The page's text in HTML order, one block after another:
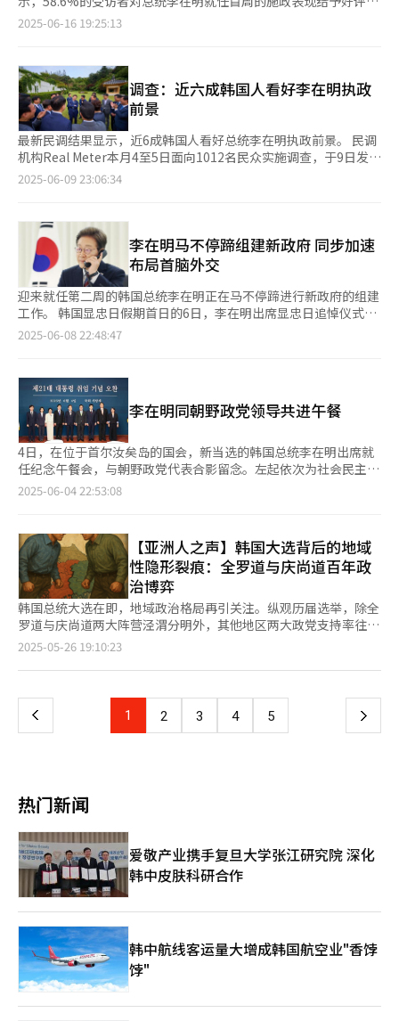
州与全罗道地区的支持率最高，达到78.9%。其次为济州道
（64.8%）以及仁川与京畿道地区（62.3%）。除大邱与庆尚北道
看，除20-29岁群体外，其余年龄段对李在明总统执政的正面评价
均超过50%。其中40-49岁群体支持率最高，达73.3%。其次是
50-59岁群体（70.2%）和30-39岁群体（54.9%）。20-29岁群体
的支持率为49.6%，相对较低。 关于李在明未来的执政表现，
60.5%的受访者表示看好，较上一轮调查上升1.1个百分点；
34.3%表示不看好，较前一周下降0.6个百分点；另有5.3%的受访
者表示不确定。 此外，Realmeter于19日至20日面向全国1008名
18岁以上选民进行的政党支持率调查显示，共同民主党的支持率为
点至31.4%，两党之间的差距由19.5个百分点缩小至17个百分点。
其他政党方面，改革新党支持率为4.9%，祖国革新党为2.9%，进
步党为1.6%。
差评率为34.2%，另有7.2%的受访者回答不清楚。 Real Meter分
并与经济团体举行座谈会，积极推进补充预算案等一系列民生经济
领域举措受到好评。 与历届总统就任首周支持率相比，李在明高
于尹锡悦（52.1%）和朴槿惠（54.8%），但低于文在寅
（81.6%）和李明博（76%）。 从受访者居住地区来看，光州、
全罗道居民好评率最高达75.8%。保守势力集中的大邱和庆尚北道
最低，为47.7%。首都圈地区中，仁川、京畿道为62.6%，首尔为
56.4%。 按照受访者年龄来看，40-49岁对李在明施政好评率最高
为73%，20-29岁最低为42.8%。 对于李在明未来执政前景，
表示不看好，另有5.7%回答不清楚。 政党支持率方面，共同民主
党为49.9%接近半数，较前一周上升1.9个百分点，国民力量党为
30.4%，环比下滑4.4个百分点。 Real Meter称，李在明就任总统
后，推进一系列民生政策及检察系统改革，促使支持群体进一步凝
聚。而国民力量党围绕下一届领导机制持续混乱，前总统尹锡悦的
司法风险持续等负面因素导致该党支持率持续下滑。
2025-06-16 19:25:13
调查：近六成韩国人看好李在明执政
前景
最新民调结果显示，近6成韩国人看好总统李在明执政前景。 民调
机构Real Meter本月4至5日面向1012名民众实施调查，于9日发布
结果显示，58.2%的受访者看好李在明执政前景，35.5%持反对意
后实施的民调结果，看好李明博和文在寅执政前景的分别为79.3%
和74.8%，看好朴槿惠和尹锡悦施政前景的分别为64.4%和
52.7%。 虽然看好李在明施政前景的比重较尹锡悦高出5.5个百分
点，但与李明博相比远低21.2%。 从各地区来看，对李在明正面评
价最高的是光州和全罗道，为85.3%，大邱和庆尚北道最低为
39.6%。首尔为57.6%，京畿道和仁川为59.9%。 从年龄段来看，
49-49岁和50-59岁对李在明持积极评价比重最高，分别为76.6%
和70%，60-69岁和70岁以上分别为50.9%和48.9%，20-29岁为
课题主要有恢复经济稳定民生（41.5%）、对检查及司法系统进行
改革（20.4%）、促进国民团结解决矛盾（12.8%）、改革政治朝
野协治（8.3%）、出台解决低生育老龄化政策（4.6%）等。 政党
支持率方面，国民力量党为48%，较上一次调查上升1.2个百分
点，国民力量党为34.8%，较上一次调查下滑0.3个百分点，两党
差距扩大至13.2%。 Real Meter分析称，在总统选举取得胜利和
新政府上台的影响下，两党支持率差距有所扩大。共同民主党在首
尔、湖南地区、忠清道、釜山及庆尚南道支持率均衡上升，而国民
础上加剧集结。
2025-06-09 23:06:34
李在明马不停蹄组建新政府 同步加速
布局首脑外交
迎来就任第二周的韩国总统李在明正在马不停蹄进行新政府的组建
工作。 韩国显忠日假期首日的6日，李在明出席显忠日追悼仪式，
并突访首尔铜雀区一处传统市场，亲自视察民生和经济情况。随
话，重新启动受政权交替影响而暂停6个月的首脑外交活动。 7
日，李在明没有安排公开日程，但总统府方面表示，李在明已受邀
参加本月15日至17日即将在加拿大举行的七国集团（G7）首脑会
议。由此可见，李在明在没有总统交接委员会的情况下，以人事安
排和首脑外交布局为主轴度过他任期内的首个法定假期。 李在明
即将在一周后出席G7首脑会议，而与美国之间的贸易谈判截止期
限也近在一个月之内。作为就任不到两周的总统，李在明首次登上
多边首脑外交舞台，因此他是否会与美国、日本等主要国家领导人
幕后准备。 在韩美贸易谈判方面，李在明与特朗普在通话中一致
表示，希望尽快达成双边都满意的协议，但在韩美利益分歧依旧明
显的情况下，如何打破僵局成为关键议题。面对美国的“本国优
先”政策，李在明亟需在一个月内实现他宣示的“务实外交”战
略，首要一步如何迈出可能是当前最令他苦恼的问题。 在紧迫的
外交、安全、贸易议题之外，李在明预计还会继续加快政府人事的
后续安排。各部门长官人选需经过人事听证会，总统府方面表示不
会急于推进，因此幕僚人选预计会优先完成。各部门则计划先行任
命次官，以确保政务不会出现空白。 8日，总统秘书室长姜勋植召
员禹相虎为总统府政务首席秘书，前JTBC代表理事李圭渊为宣传
沟通首席秘书，以及检察官出身的律师吴光洙为民政首席秘书。考
虑到李在明即将出国出席G7峰会，有观点认为部分长官人选可能
的国家政策企划委员会计划讨论政府组织改编议题，相关长官人选
声”也不断传出。副总理兼企划财政部长官候选人方面，前国务调
整室长具润哲、前总统秘书室政策室长李昊昇以及民主党议员金太
年等人选有望得到任命。 有望晋升为副总理级别的行政安全部长
官候选人方面，李在明竞选时期担任秘书室长的民主党议员李海植
能。 保健福祉部长官一职上，前疾病管理厅长郑银敬是最有力人
选；国土交通部长官方面，民主党议员尹厚德和文振硕可能入选；
环境部长官人选则民主党议员金星焕有较大可能得到任命。
2025-06-08 22:48:47
李在明同朝野政党领导共进午餐
4日，在位于首尔汝矣岛的国会，新当选的韩国总统李在明出席就
任纪念午餐会，与朝野政党代表合影留念。左起依次为社会民主党
党首韩昌旼、进步党党首金在妍、祖国革新党代党首金宣旼、共同
龙慧仁。
2025-06-04 22:53:08
【亚洲人之声】韩国大选背后的地域
性隐形裂痕：全罗道与庆尚道百年政
治博弈
韩国总统大选在即，地域政治格局再引关注。纵观历届选举，除全
罗道与庆尚道两大阵营泾渭分明外，其他地区两大政党支持率往往
势均力敌。这种独特的政治地理现象，折射出韩国社会深层次的结
地域竞争范畴，演变为根植于历史积淀、政治博弈、经济分化及社
至朝鲜王朝的“南人党争”。全罗道作为“南人”派系的大本营，
在17世纪后期惨遭肃清，自此被排除在权力核心之外。而庆尚道因
代工业重镇。而全罗道仍以农业为主，现代化进程远落后于东南部
工业区，为后来的经济差距埋下伏笔。 韩国建国初期的政治格局
进一步固化了地域差距。首任总统李承晚出身庆尚南道，执政期间
政权资源倾斜倾向显著。此后，朴正熙、全斗焕 、卢泰愚等庆尚
北道出身的军人总统相继执政数十年，形成了以庆尚道为核心的权
力垄断体系。蔚山、浦项、釜山等庆尚道地区被重点培育为重工业
基地，获得大规模的基础设施投资与政策扶持，实现了快速工业化
与经济腾飞。反之，全罗道被边缘化，导致就业市场萎缩、公共投
资匮乏，逐渐沦为韩国工业化进程中的“发展盲区”。 1980年爆
发的“光州民主化运动”是地域情绪彻底撕裂的转折点。光州市民
反对军事政权而被血腥镇压，在全罗道人民心中留下深深的创伤，
也成为全罗道认同进步、民主化运动的重要标志。从此，全罗道与
以庆尚道为代表的保守政权之间的政治裂痕难以弥合。 政治倾向
2025-05-26 19:10:23
上
页
1 2 3 4 5 下
热门新闻
爱敬产业携手复旦大学张江研究院 深化
韩中皮肤科研合作
韩中航线客运量大增成韩国航空业"香饽
饽"